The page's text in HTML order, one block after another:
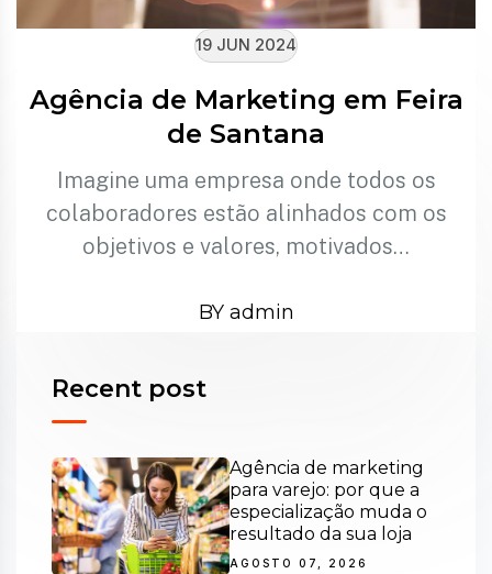
19 JUN 2024
Agência de Marketing em Feira
de Santana
Imagine uma empresa onde todos os
colaboradores estão alinhados com os
objetivos e valores, motivados…
BY admin
Recent post
Agência de marketing
para varejo: por que a
especialização muda o
resultado da sua loja
AGOSTO 07, 2026